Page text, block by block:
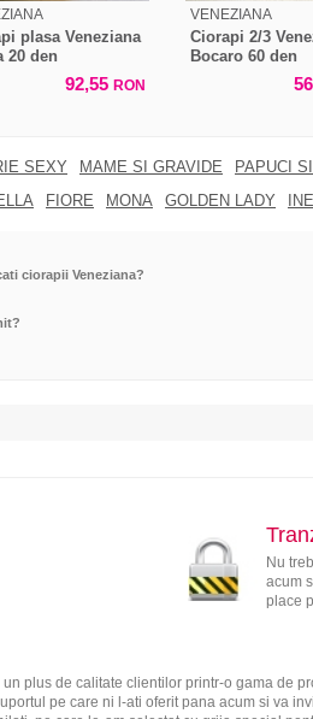
plasa Veneziana
20 den
92,55 RON
VENEZIANA
Ciorapi 2/3
Bocaro 60 den
SEXY MAME SI GRAVIDE PAPUCI
FIORE MONA GOLDEN LADY
ciorapii Veneziana?
Nu
acum
place
plus de calitate clientilor printr-o gama de
pe care ni l-ati oferit pana acum si va